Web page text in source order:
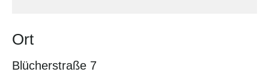
Ort
Blücherstraße 7